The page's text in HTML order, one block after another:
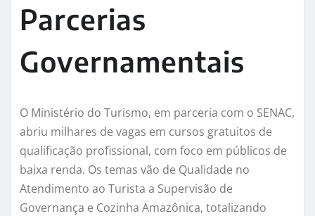
Parcerias
Governamentais
O Ministério do Turismo, em parceria com o SENAC,
abriu milhares de vagas em cursos gratuitos de
qualificação profissional, com foco em públicos de
baixa renda. Os temas vão de Qualidade no
Atendimento ao Turista a Supervisão de
Governança e Cozinha Amazônica, totalizando